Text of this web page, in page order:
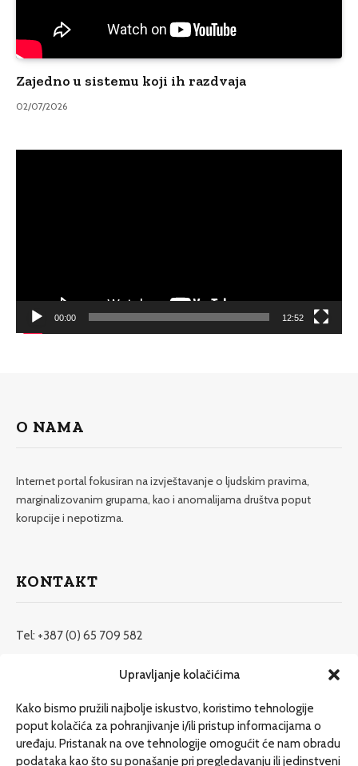
Upravljanje kolačićima
Kako bismo pružili najbolje iskustvo, koristimo tehnologije
poput kolačića za pohranjivanje i/ili pristup informacijama o
uređaju. Pristanak na ove tehnologije omogućit će nam obradu
podataka kao što su ponašanje pri pregledavanju ili jedinstveni
Zajedno u sistemu koji ih razdvaja
02/07/2026
00:00 12:52
O NAMA
Internet portal fokusiran na izvještavanje o ljudskim pravima,
marginalizovanim grupama, kao i anomalijama društva poput
korupcije i nepotizma.
KONTAKT
Tel: +387 (0) 65 709 582
redakcija@etrafika.net
Dosije